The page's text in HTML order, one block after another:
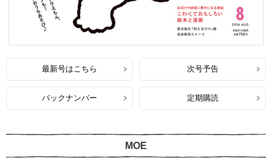
最新号はこちら 次号予告
バックナンバー 定期購読
MOE